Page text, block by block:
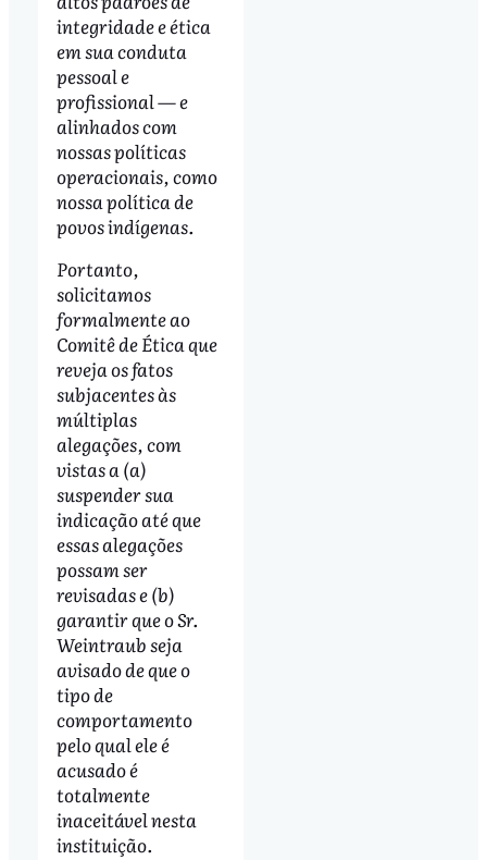
integridade e ética
em sua conduta
pessoal e
profissional — e
alinhados com
nossas políticas
operacionais, como
nossa política de
povos indígenas.
Portanto,
solicitamos
formalmente ao
Comitê de Ética que
reveja os fatos
subjacentes às
múltiplas
alegações, com
vistas a (a)
suspender sua
indicação até que
essas alegações
possam ser
revisadas e (b)
garantir que o Sr.
Weintraub seja
avisado de que o
tipo de
comportamento
pelo qual ele é
acusado é
totalmente
inaceitável nesta
instituição.